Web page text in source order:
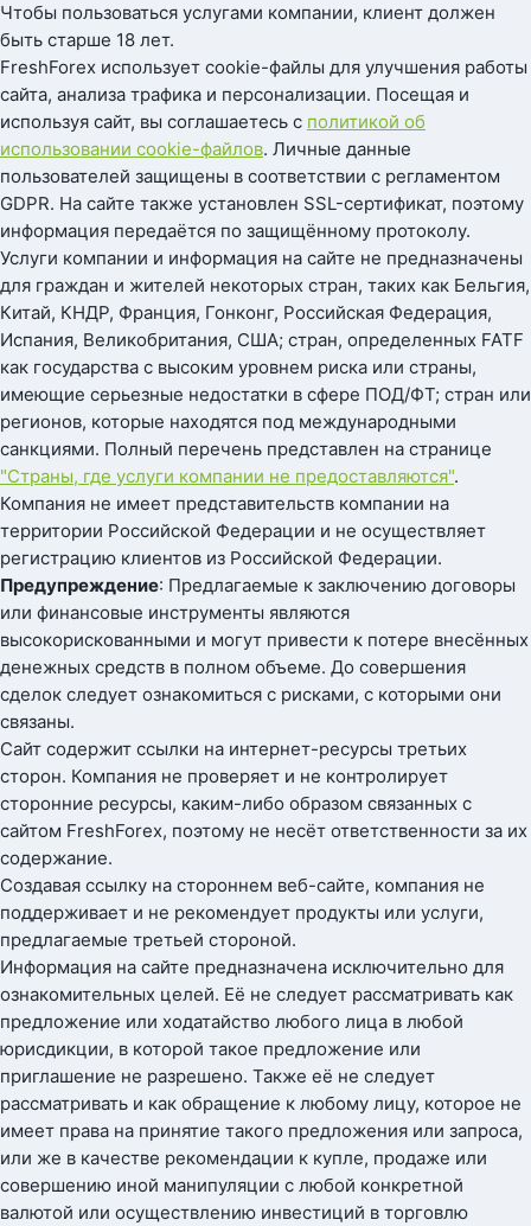
Чтобы пользоваться услугами компании, клиент должен
быть старше 18 лет.
FreshForex использует cookie-файлы для улучшения работы
сайта, анализа трафика и персонализации. Посещая и
используя сайт, вы соглашаетесь с политикой об
использовании cookie-файлов. Личные данные
пользователей защищены в соответствии с регламентом
GDPR. На сайте также установлен SSL-сертификат, поэтому
информация передаётся по защищённому протоколу.
Услуги компании и информация на сайте не предназначены
для граждан и жителей некоторых стран, таких как Бельгия,
Китай, КНДР, Франция, Гонконг, Российская Федерация,
Испания, Великобритания, США; стран, определенных FATF
как государства с высоким уровнем риска или страны,
имеющие серьезные недостатки в сфере ПОД/ФТ; стран или
регионов, которые находятся под международными
санкциями. Полный перечень представлен на странице
"Страны, где услуги компании не предоставляются".
Компания не имеет представительств компании на
территории Российской Федерации и не осуществляет
регистрацию клиентов из Российской Федерации.
Предупреждение: Предлагаемые к заключению договоры
или финансовые инструменты являются
высокорискованными и могут привести к потере внесённых
денежных средств в полном объеме. До совершения
сделок следует ознакомиться с рисками, с которыми они
связаны.
Сайт содержит ссылки на интернет-ресурсы третьих
сторон. Компания не проверяет и не контролирует
сторонние ресурсы, каким-либо образом связанных с
сайтом FreshForex, поэтому не несёт ответственности за их
содержание.
Создавая ссылку на стороннем веб-сайте, компания не
поддерживает и не рекомендует продукты или услуги,
предлагаемые третьей стороной.
Информация на сайте предназначена исключительно для
ознакомительных целей. Её не следует рассматривать как
предложение или ходатайство любого лица в любой
юрисдикции, в которой такое предложение или
приглашение не разрешено. Также её не следует
рассматривать и как обращение к любому лицу, которое не
имеет права на принятие такого предложения или запроса,
или же в качестве рекомендации к купле, продаже или
совершению иной манипуляции с любой конкретной
валютой или осуществлению инвестиций в торговлю